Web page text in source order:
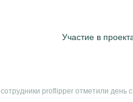
Участие в
сотрудники proflipper отметили день